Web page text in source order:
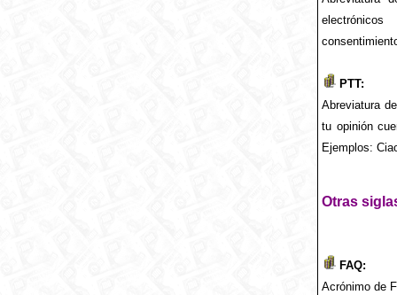
PTT:
Abreviatura
tu opinión
Ejemplos:
Otras
FAQ:
Acrónimo de